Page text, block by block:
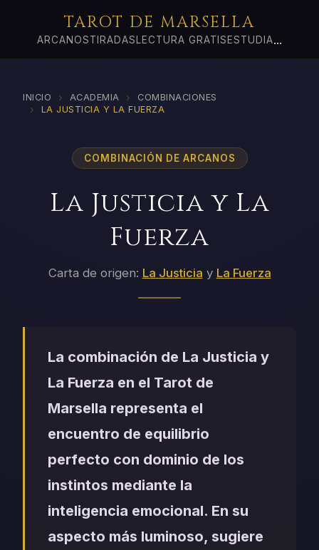
TAROT DE MARSELLA
ARCANOSTIRADAS LECTURA GRATIS ESTUDIA...
INICIO › ACADEMIA › COMBINACIONES
› LA JUSTICIA Y LA FUERZA
COMBINACIÓN DE ARCANOS
La Justicia y La
Fuerza
Carta de origen: La Justicia y La Fuerza
La combinación de La Justicia y
La Fuerza en el Tarot de
Marsella representa el
encuentro de equilibrio
perfecto con dominio de los
instintos mediante la
inteligencia emocional. En su
aspecto más luminoso, sugiere